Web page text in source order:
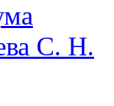
С. Н.